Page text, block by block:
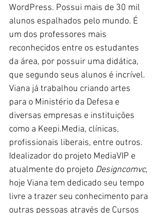
WordPress. Possui mais de 30 mil
alunos espalhados pelo mundo. É
um dos professores mais
reconhecidos entre os estudantes
da área, por possuir uma didática,
que segundo seus alunos é incrível.
Viana já trabalhou criando artes
para o Ministério da Defesa e
diversas empresas e instituições
como a Keepi.Media, clínicas,
profissionais liberais, entre outros.
Idealizador do projeto MediaVIP e
atualmente do projeto Designcomvc,
hoje Viana tem dedicado seu tempo
livre a trazer seu conhecimento para
outras pessoas através de Cursos